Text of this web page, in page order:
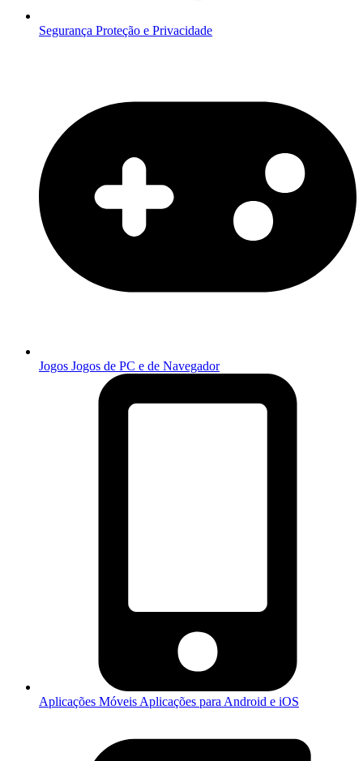
Segurança Proteção e Privacidade
Jogos Jogos de PC e de Navegador
Aplicações Móveis Aplicações para Android e iOS